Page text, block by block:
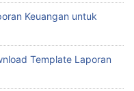
Keuangan untuk
Template Laporan